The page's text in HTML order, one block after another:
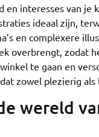
interesses van je
ideaal zijn,
en complexere
overbrengt, zodat
te gaan en
zowel plezierig als
wereld